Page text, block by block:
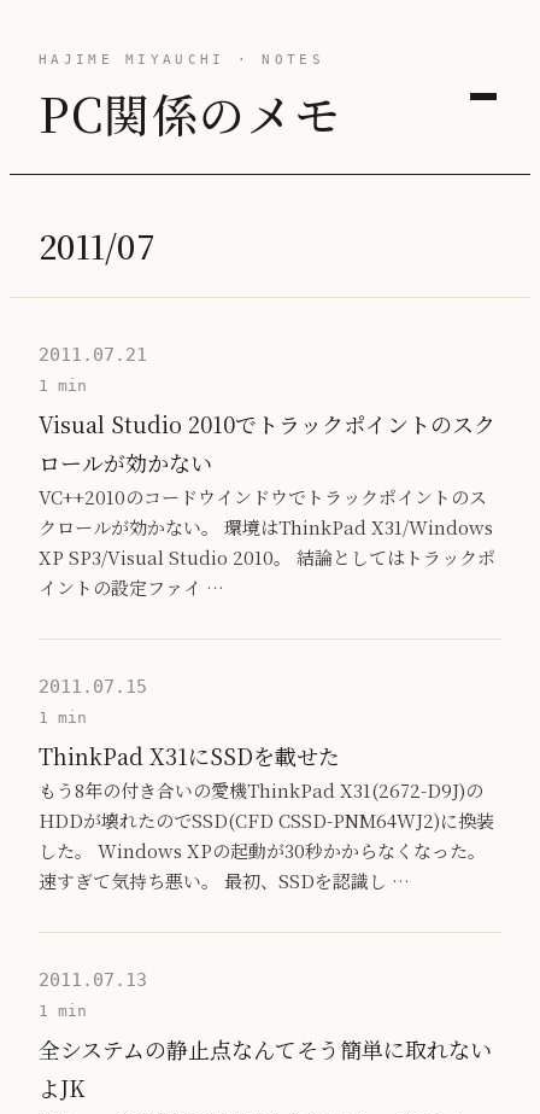
HAJIME MIYAUCHI · NOTES
PC関係のメモ
2011/07
2011.07.21
1 min
Visual Studio 2010でトラックポイントのスク
ロールが効かない
VC++2010のコードウインドウでトラックポイントのス
クロールが効かない。 環境はThinkPad X31/Windows
XP SP3/Visual Studio 2010。 結論としてはトラックポ
イントの設定ファイ …
2011.07.15
1 min
ThinkPad X31にSSDを載せた
もう8年の付き合いの愛機ThinkPad X31(2672-D9J)の
HDDが壊れたのでSSD(CFD CSSD-PNM64WJ2)に換装
した。 Windows XPの起動が30秒かからなくなった。
速すぎて気持ち悪い。 最初、SSDを認識し …
2011.07.13
1 min
全システムの静止点なんてそう簡単に取れない
よJK